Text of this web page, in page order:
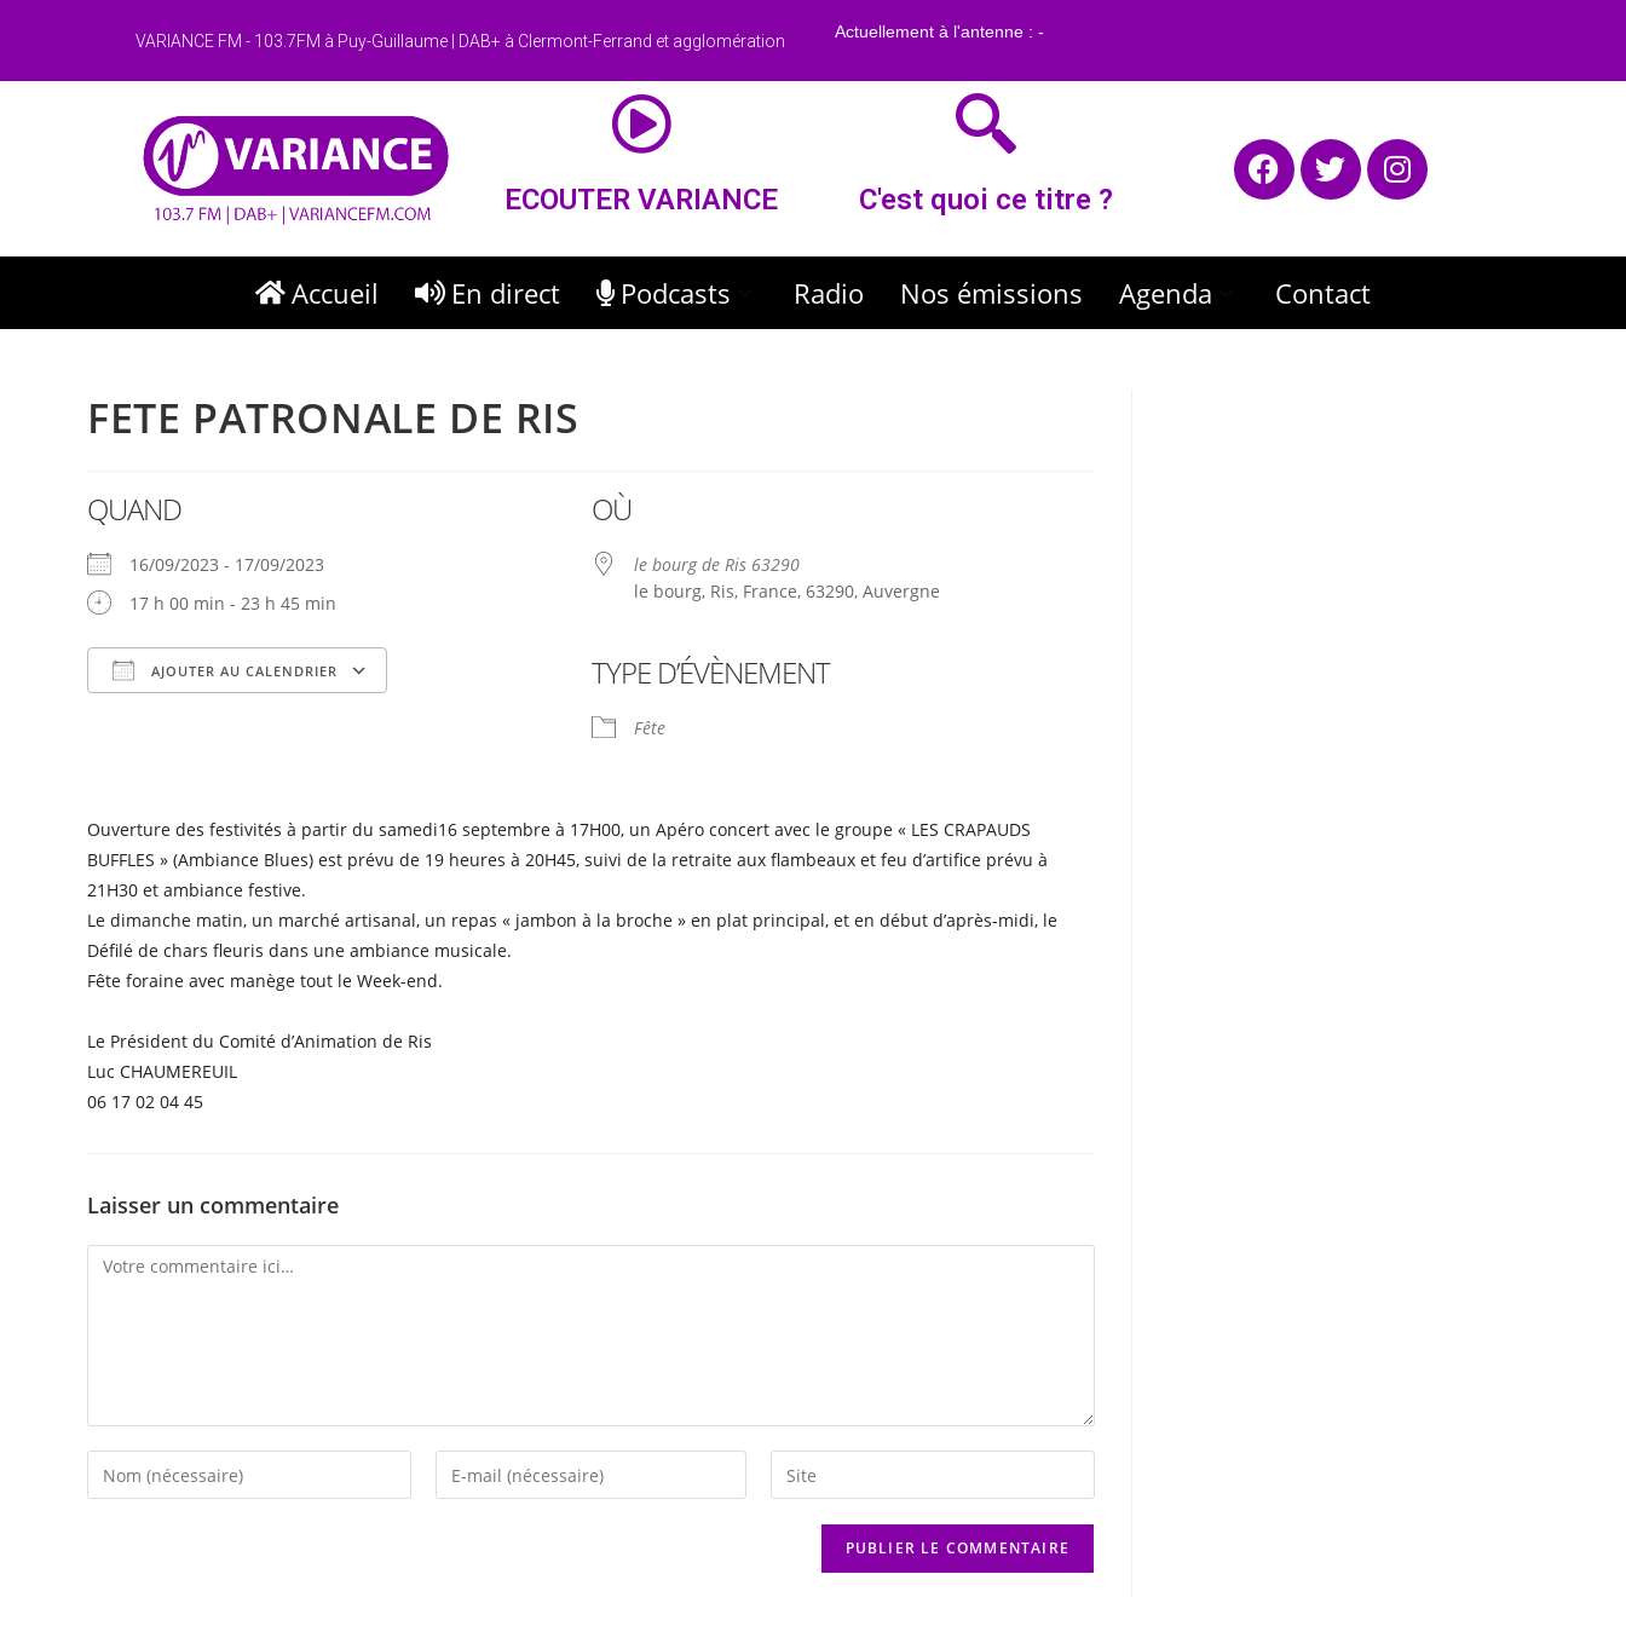
VARIANCE FM - 103.7FM à Puy-Guillaume | DAB+ à Clermont-Ferrand et agglomération
ECOUTER VARIANCE C'est quoi ce titre ?
Accueil En direct Podcasts Radio Nos émissions Agenda Contact
FETE PATRONALE DE RIS
QUAND
16/09/2023 - 17/09/2023
17 h 00 min - 23 h 45 min
AJOUTER AU CALENDRIER
OÙ
le bourg de Ris 63290
le bourg, Ris, France, 63290, Auvergne
TYPE D’ÉVÈNEMENT
Fête
Ouverture des festivités à partir du samedi16 septembre à 17H00, un Apéro concert avec le groupe « LES CRAPAUDS
BUFFLES » (Ambiance Blues) est prévu de 19 heures à 20H45, suivi de la retraite aux flambeaux et feu d’artifice prévu à
21H30 et ambiance festive.
Le dimanche matin, un marché artisanal, un repas « jambon à la broche » en plat principal, et en début d’après-midi, le
Défilé de chars fleuris dans une ambiance musicale.
Fête foraine avec manège tout le Week-end.
Le Président du Comité d’Animation de Ris
Luc CHAUMEREUIL
06 17 02 04 45
Laisser un commentaire